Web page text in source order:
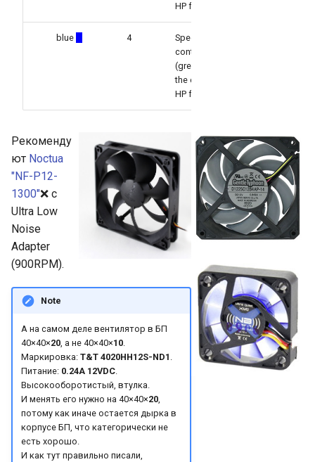
HP fan)
blue 4
Speed
control
(green on
the existing
HP fan)
Рекоменду
ют Noctua
"NF-P12-
1300"❌ c
Ultra Low
Noise
Adapter
(900RPM).
Note
А на самом деле вентилятор в БП
40×40×20, а не 40×40×10.
Маркировка: T&T 4020HH12S-ND1 .
Питание: 0.24A 12VDC.
Высокооборотистый, втулка.
И менять его нужно на 40×40×20,
потому как иначе остается дырка в
корпусе БП, что категорически не
есть хорошо.
И как тут правильно писали,